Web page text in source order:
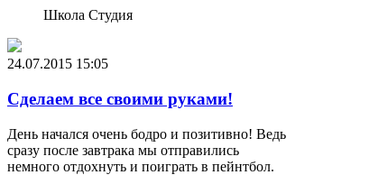
Школа Студия
24.07.2015 15:05
Сделаем все своими руками!
День начался очень бодро и позитивно! Ведь
сразу после завтрака мы отправились
немного отдохнуть и поиграть в пейнтбол.